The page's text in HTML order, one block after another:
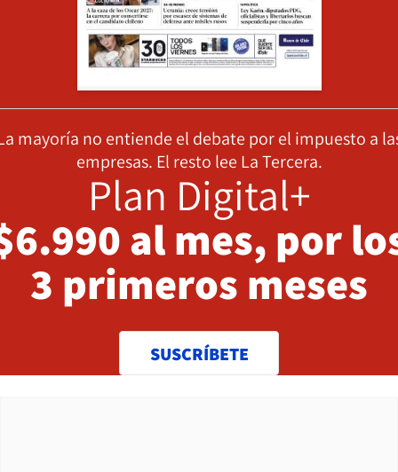
mayoría no entiende el debate por el impuesto a
empresas. El resto lee La Tercera.
Plan Digital+
al mes, por
3 primeros meses
SUSCRÍBETE